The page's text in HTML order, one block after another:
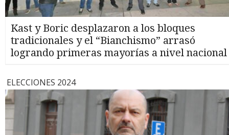
Kast y Boric desplazaron a los bloques
tradicionales y el “Bianchismo” arrasó
logrando primeras mayorías a nivel nacional
ELECCIONES 2024